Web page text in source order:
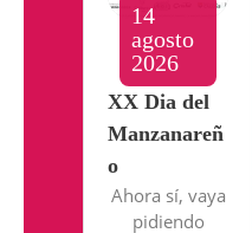
14
agosto
2026
XX Dia del
Manzanareñ
o
Ahora sí, vaya
pidiendo